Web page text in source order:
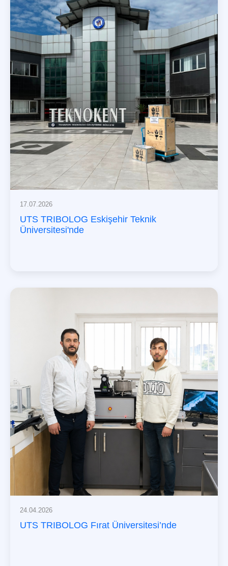
17.07.2026
UTS TRIBOLOG Eskişehir Teknik
Üniversitesi'nde
24.04.2026
UTS TRIBOLOG Fırat Üniversitesi’nde